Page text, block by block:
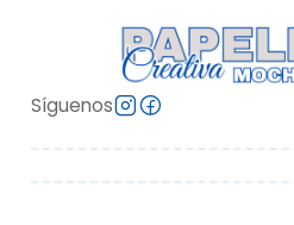
Síguenos